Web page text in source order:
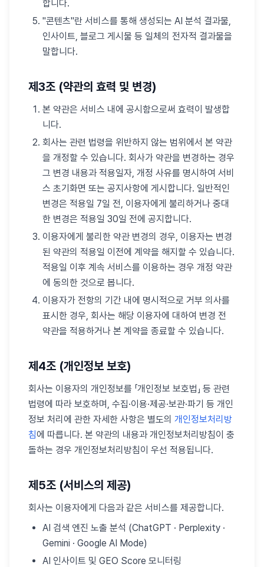
합니다.
"콘텐츠"란 서비스를 통해 생성되는 AI 분석 결과물,
인사이트, 블로그 게시물 등 일체의 전자적 결과물을
말합니다.
제3조 (약관의 효력 및 변경)
본 약관은 서비스 내에 공시함으로써 효력이 발생합
니다.
회사는 관련 법령을 위반하지 않는 범위에서 본 약관
을 개정할 수 있습니다. 회사가 약관을 변경하는 경우
그 변경 내용과 적용일자, 개정 사유를 명시하여 서비
스 초기화면 또는 공지사항에 게시합니다. 일반적인
변경은 적용일 7일 전, 이용자에게 불리하거나 중대
한 변경은 적용일 30일 전에 공지합니다.
이용자에게 불리한 약관 변경의 경우, 이용자는 변경
된 약관의 적용일 이전에 계약을 해지할 수 있습니다.
적용일 이후 계속 서비스를 이용하는 경우 개정 약관
에 동의한 것으로 봅니다.
이용자가 전항의 기간 내에 명시적으로 거부 의사를
표시한 경우, 회사는 해당 이용자에 대하여 변경 전
약관을 적용하거나 본 계약을 종료할 수 있습니다.
제4조 (개인정보 보호)
회사는 이용자의 개인정보를 「개인정보 보호법」 등 관련
법령에 따라 보호하며, 수집·이용·제공·보관·파기 등 개인
정보 처리에 관한 자세한 사항은 별도의 개인정보처리방
침에 따릅니다. 본 약관의 내용과 개인정보처리방침이 충
돌하는 경우 개인정보처리방침이 우선 적용됩니다.
제5조 (서비스의 제공)
회사는 이용자에게 다음과 같은 서비스를 제공합니다.
AI 검색 엔진 노출 분석 (ChatGPT · Perplexity ·
Gemini · Google AI Mode)
AI 인사이트 및 GEO Score 모니터링